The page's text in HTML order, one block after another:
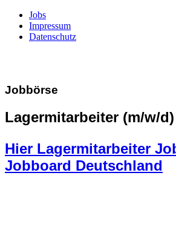
Jobs
Impressum
Datenschutz
Jobbörse
Lagermitarbeiter (m/w/d)
Hier Lagermitarbeiter
Jobboard Deutschland